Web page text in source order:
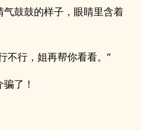
鼓鼓的样子，眼睛里含着
不行，姐再帮你看看。”
了！